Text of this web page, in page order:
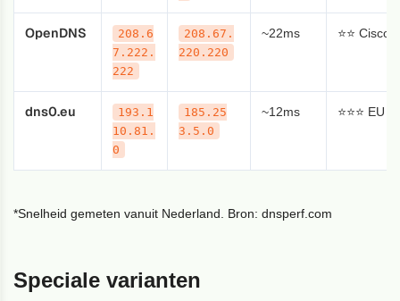
OpenDNS
208.6
7.222.
222
208.67.
220.220
~22ms ⭐⭐
dns0.eu
193.1
10.81.
0
185.25
3.5.0
~12ms ⭐⭐⭐ EU
*Snelheid gemeten vanuit Nederland. Bron: dnsperf.com
Speciale varianten